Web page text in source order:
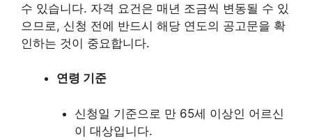
수 있습니다. 자격 요건은 매년 조금씩 변동될 수 있
으므로, 신청 전에 반드시 해당 연도의 공고문을 확
인하는 것이 중요합니다.
연령 기준
신청일 기준으로 만 65세 이상인 어르신
이 대상입니다.